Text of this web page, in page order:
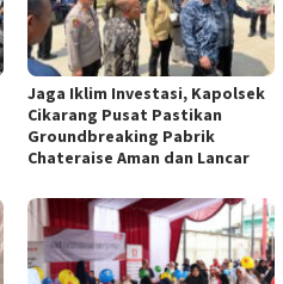
Jaga Iklim Investasi, Kapolsek
Cikarang Pusat Pastikan
Groundbreaking Pabrik
Chateraise Aman dan Lancar